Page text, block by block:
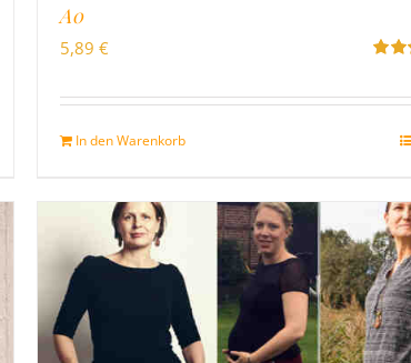
A0
5
5,89€
In den Warenkorb